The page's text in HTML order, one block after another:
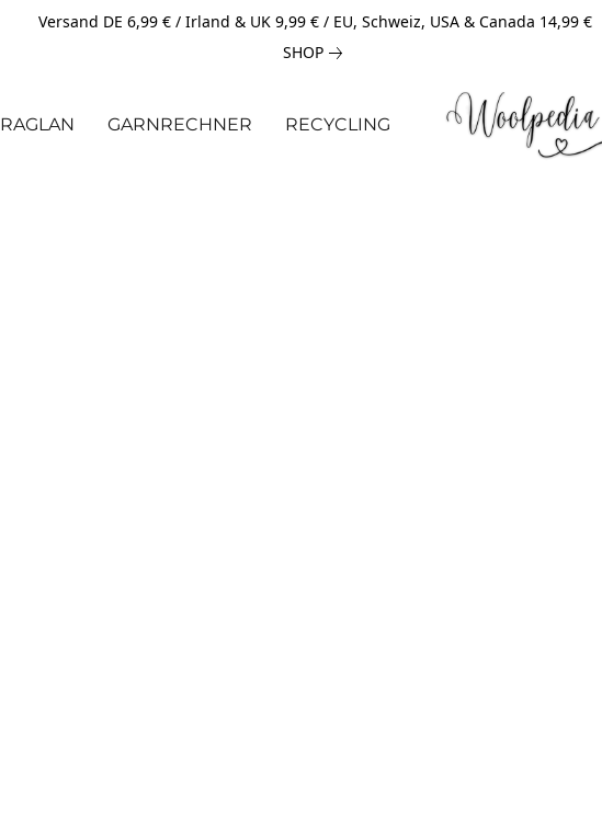
Versand DE 6,99 € / Irland & UK 9,99 € / EU, Schweiz, USA & Canada 14,99 €
SHOP
RAGLAN GARNRECHNER RECYCLING